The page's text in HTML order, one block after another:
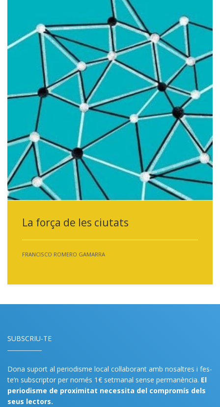
La força de les ciutats
FRANCISCO ROMERO GAMARRA
SUBSCRIU-TE
Dona suport al periodisme local col·laborant amb nosaltres i fes-
te’n subscriptor per només 1€ setmanal sense permanència. El
periodisme de proximitat necessita del compromís dels
seus lectors.